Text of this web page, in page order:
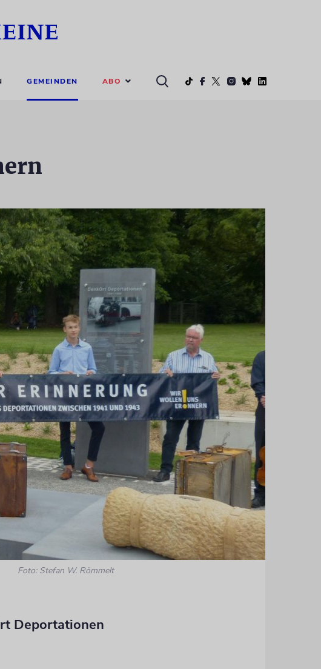
GEMEINDEN ABO
Foto: Stefan W. Römmelt
Deportationen